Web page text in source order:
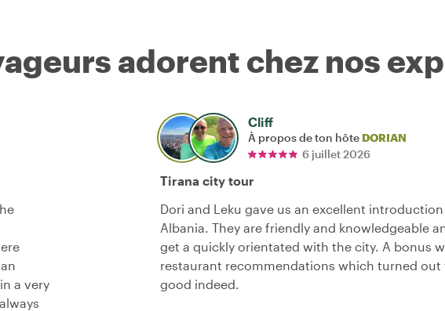
adorent chez nos
a very
Cliff
À propos de ton hôte DORIAN
6 juillet 2026
Tirana city tour
Dori and Leku gave us an excellent
Albania. They are friendly and knowledgeable
get a quickly orientated with the city. A bonus
restaurant recommendations which turned out
good indeed.